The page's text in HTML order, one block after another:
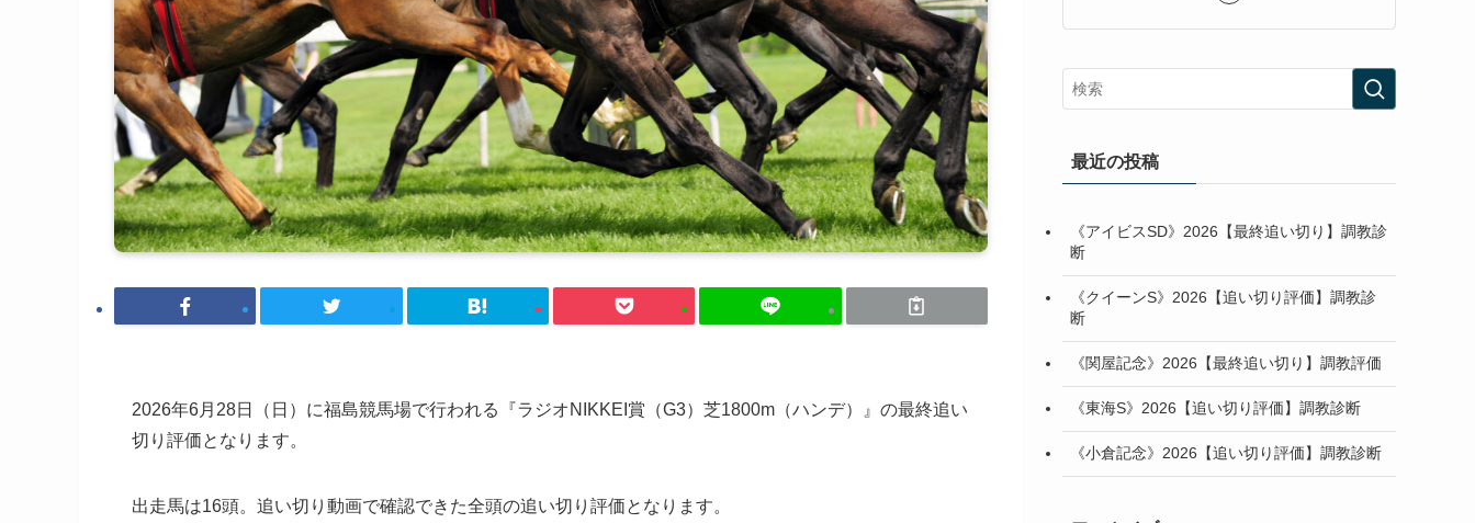
2026年6月28日（日）に福島競馬場で行われる『ラジオNIKKEI賞（G3）芝1800m（ハンデ）』の最終追い
切り評価となります。
出走馬は16頭。追い切り動画で確認できた全頭の追い切り評価となります。
最近の投稿
《アイビスSD》2026【最終追い切り】調教診
断
《クイーンS》2026【追い切り評価】調教診
断
《関屋記念》2026【最終追い切り】調教評価
《東海S》2026【追い切り評価】調教診断
《小倉記念》2026【追い切り評価】調教診断